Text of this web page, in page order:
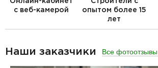
с веб-камерой
опытом более 15
лет
Наши заказчики Все фотоотзывы